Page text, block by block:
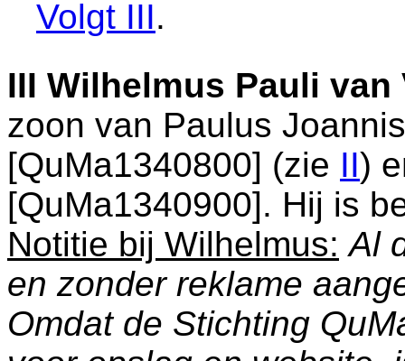
Volgt III.
III Wilhelmus Pauli van
zoon van Paulus
[QuMa1340800] (zie II)
[QuMa1340900]. Hij is
Notitie bij Wilhelmus: Al
en zonder reklame
Omdat de Stichting